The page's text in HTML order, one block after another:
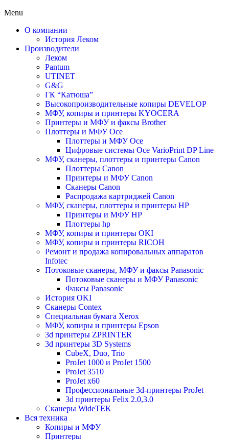
Menu
О компании
История Леком
Производители
Леком
Pantum
UTINET
G&G
ГК “Катюша”
Высокопроизводительные копиры DEVELOP
МФУ, копиры и принтеры KYOCERA
Принтеры и МФУ и факсы Brother
Плоттеры и МФУ Oce
Плоттеры и МФУ Oce
Цифровые системы Oce VarioPrint DP Line
МФУ, сканеры, плоттеры и принтеры Canon
Плоттеры Canon
Принтеры и МФУ Canon
Сканеры Canon
Распродажа картриджей Canon
МФУ, сканеры, плоттеры и принтеры HP
Принтеры и МФУ HP
Плоттеры hp
МФУ, копиры и принтеры OKI
МФУ, копиры и принтеры RICOH
Ремонт и продажа копировальных аппаратов
Infotec
Потоковые сканеры, МФУ и факсы Panasonic
Потоковые сканеры и МФУ Panasonic
Факсы Panasonic
История OKI
Сканеры Contex
Специальная бумага Xerox
МФУ, копиры и принтеры Epson
3d принтеры ZPRINTER
3d принтеры 3D Systems
CubeX, Duo, Trio
ProJet 1000 и ProJet 1500
ProJet 3510
ProJet x60
Профессиональные 3d-принтеры ProJet
3d принтеры Felix 2.0,3.0
Сканеры WideTEK
Вся техника
Копиры и МФУ
Принтеры